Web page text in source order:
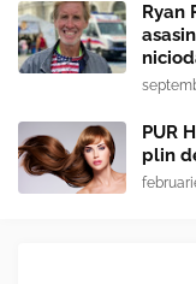
Ryan
PUR
plin